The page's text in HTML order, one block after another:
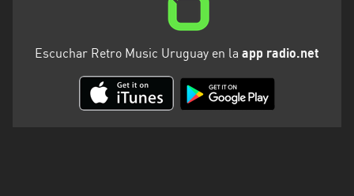
Escuchar Retro Music Uruguay en la app radio.net